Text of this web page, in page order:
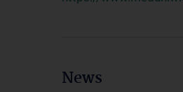
News